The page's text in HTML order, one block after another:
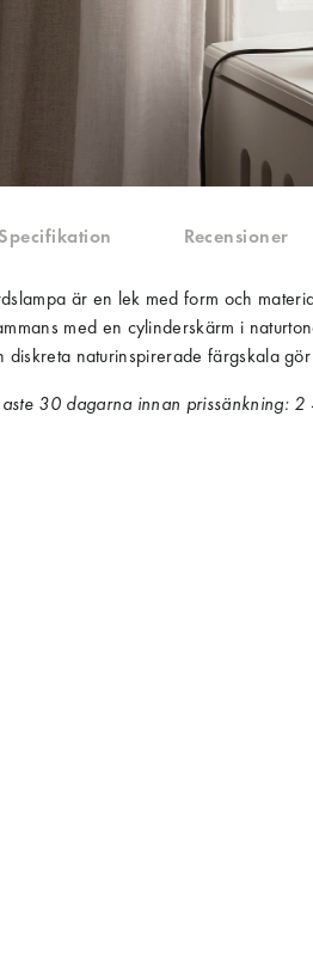
Specifikation Recensioner
är en lek med form och
med en cylinderskärm i
diskreta naturinspirerade färgskala
30 dagarna innan prissänkning: 2